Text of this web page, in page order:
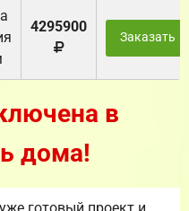
4295900
Заказать
в
дома!